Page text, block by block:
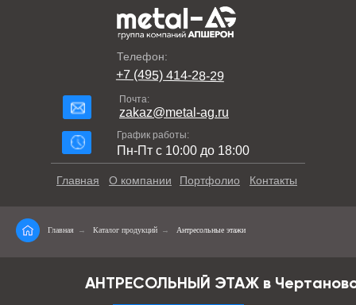
Телефон:
+7 (495) 414-28-29
Почта:
zakaz@metal-ag.ru
График работы:
Пн-Пт с 10:00 до 18:00
Контакты
Портфолио
О компании
Главная
Главная → Каталог продукций → Антресольные этажи
АНТРЕСОЛЬНЫЙ ЭТАЖ в